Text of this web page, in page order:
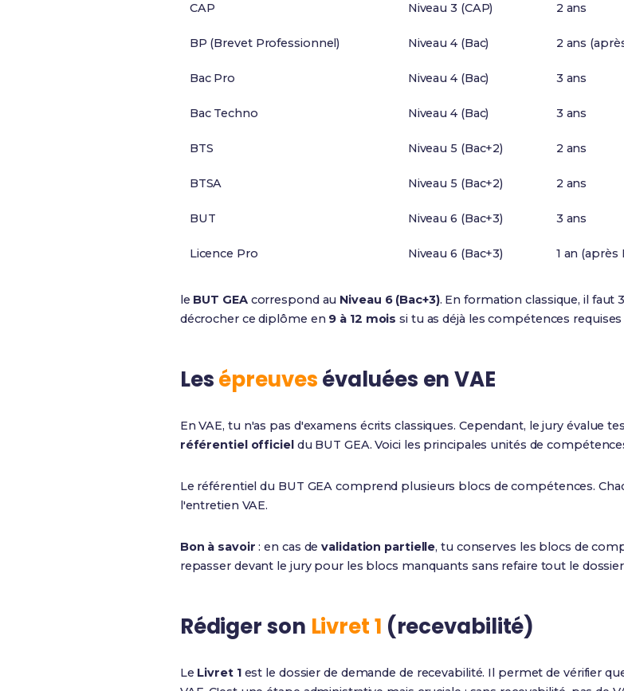
CAP Niveau 3 (CAP) 2 ans
BP (Brevet Professionnel) Niveau 4 (Bac) 2 ans
Bac Pro Niveau 4 (Bac) 3 ans
Bac Techno Niveau 4 (Bac) 3 ans
BTS Niveau 5 (Bac+2) 2 ans
BTSA Niveau 5 (Bac+2) 2 ans
BUT Niveau 6 (Bac+3) 3 ans
Licence Pro Niveau 6 (Bac+3) 1 an (après
le BUT GEAcorrespond au Niveau 6 (Bac+3). En formation classique, il faut
décrocher ce diplôme en 9 à 12 mois si tu as déjà les compétences requises
Lesépreuvesévaluées en VAE
En VAE, tu n'as pas d'examens écrits classiques. Cependant, le jury évalue
référentiel officiel du BUT GEA. Voici les principales unités de
Le référentiel du BUT GEA comprend plusieurs blocs de compétences.
l'entretien VAE.
Bon à savoir : en cas devalidation partielle, tu conserves les blocs de
repasser devant le jury pour les blocs manquants sans refaire tout le
Rédiger son Livret 1 (recevabilité)
Le Livret 1est le dossier de demande de recevabilité. Il permet de vérifier